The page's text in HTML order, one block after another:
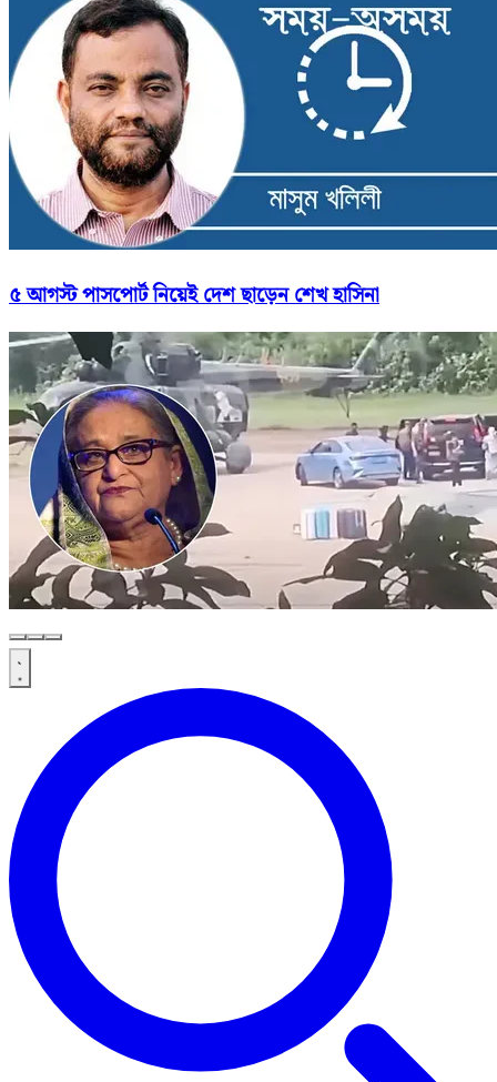
৫ আগস্ট পাসপোর্ট নিয়েই দেশ ছাড়েন শেখ হাসিনা